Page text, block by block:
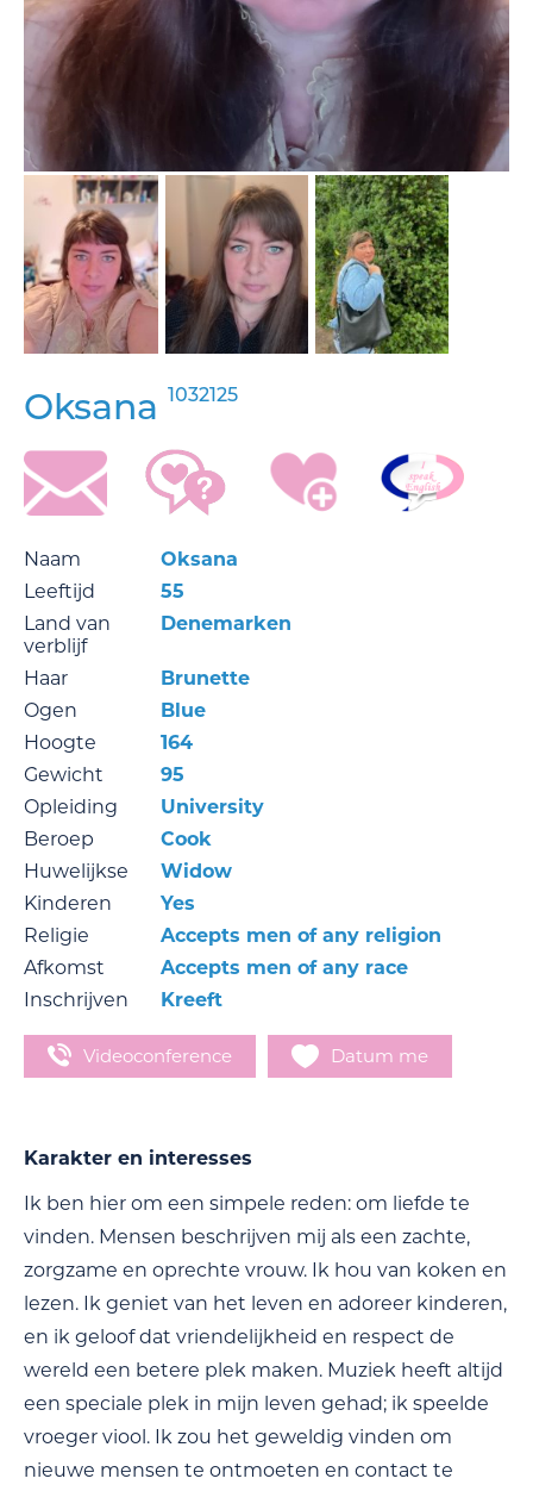
Oksana 1032125
Naam
Oksana
Leeftijd
55
Land van
verblijf
Denemarken
Haar
Brunette
Ogen
Blue
Hoogte
164
Gewicht
95
Opleiding
University
Beroep
Cook
Huwelijkse
Widow
Kinderen
Yes
Religie
Accepts men of any religion
Afkomst
Accepts men of any race
Inschrijven
Kreeft
Videoconference Datum me
Karakter en interesses
Ik ben hier om een simpele reden: om liefde te
vinden. Mensen beschrijven mij als een zachte,
zorgzame en oprechte vrouw. Ik hou van koken en
lezen. Ik geniet van het leven en adoreer kinderen,
en ik geloof dat vriendelijkheid en respect de
wereld een betere plek maken. Muziek heeft altijd
een speciale plek in mijn leven gehad; ik speelde
vroeger viool. Ik zou het geweldig vinden om
nieuwe mensen te ontmoeten en contact te